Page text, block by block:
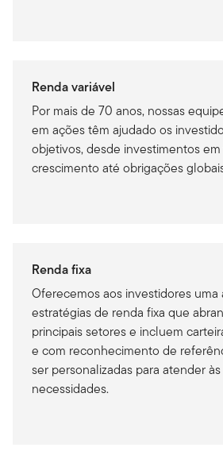
Renda variável
Por mais de 70 anos, nossas
em ações têm ajudado os
objetivos, desde investimentos
crescimento até obrigações
Renda fixa
Oferecemos aos investidores uma
estratégias de renda fixa que
principais setores e incluem
e com reconhecimento de
ser personalizadas para atender
necessidades.